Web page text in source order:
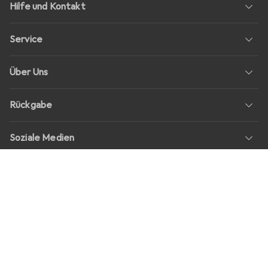
Hilfe und Kontakt
Service
Über Uns
Rückgabe
Soziale Medien